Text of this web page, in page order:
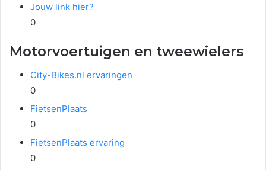
Jouw link hier?
0
Motorvoertuigen en tweewielers
City-Bikes.nl ervaringen
0
FietsenPlaats
0
FietsenPlaats ervaring
0